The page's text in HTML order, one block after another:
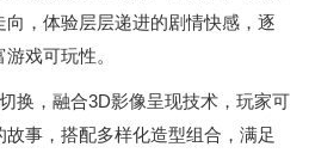
，体验层层递进的剧情快感，逐
戏可玩性。
换，融合3D影像呈现技术，玩家可
事，搭配多样化造型组合，满足